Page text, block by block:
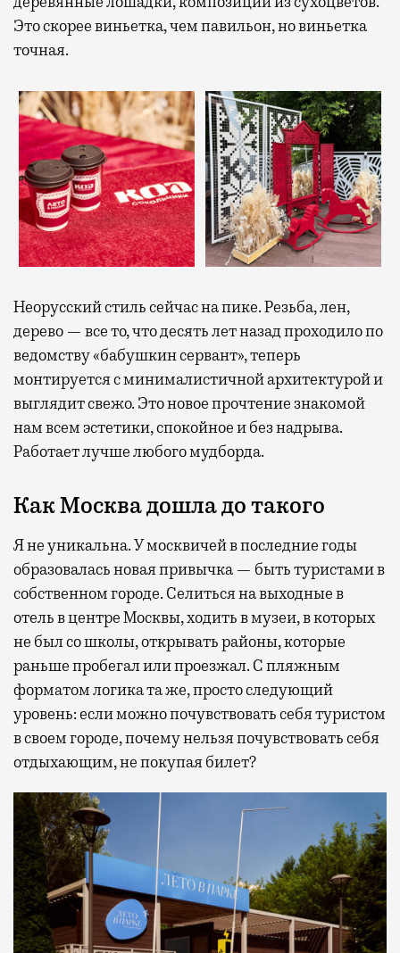
Это скорее виньетка, чем павильон, но виньетка
точная.
Неорусский стиль сейчас на пике. Резьба, лен,
дерево — все то, что десять лет назад проходило по
ведомству «бабушкин сервант», теперь
монтируется с минималистичной архитектурой и
выглядит свежо. Это новое прочтение знакомой
нам всем эстетики, спокойное и без надрыва.
Работает лучше любого мудборда.
Как Москва дошла до такого
Я не уникальна. У москвичей в последние годы
образовалась новая привычка — быть туристами в
собственном городе. Селиться на выходные в
отель в центре Москвы, ходить в музеи, в которых
не был со школы, открывать районы, которые
раньше пробегал или проезжал. С пляжным
форматом логика та же, просто следующий
уровень: если можно почувствовать себя туристом
в своем городе, почему нельзя почувствовать себя
отдыхающим, не покупая билет?